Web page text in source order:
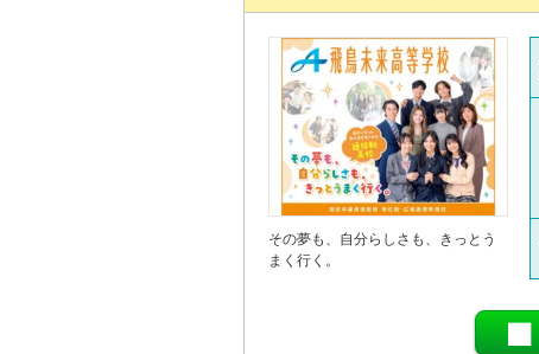
その夢も、自分らしさも、きっとう
まく行く。